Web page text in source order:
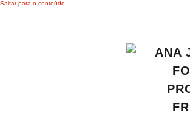
Saltar para o conteúdo